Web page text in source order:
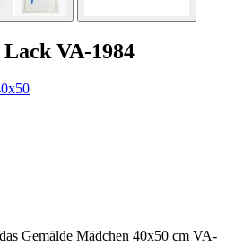
VA-1984
Gemälde Mädchen 40x50 cm VA-